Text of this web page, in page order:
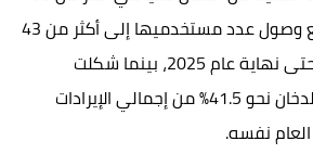
أسواق حول العالم، مع وصول عدد مستخدميها إلى أكثر من 43
مليون مستهلك بالغ حتى نهاية عام 2025، بينما شكلت
المنتجات الخالية من الدخان نحو 41.5% من إجمالي الإيرادات
نفسه.